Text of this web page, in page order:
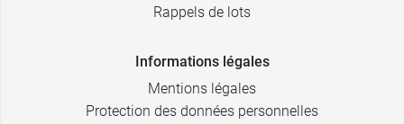
Rappels de lots
Informations légales
Mentions légales
Protection des données personnelles